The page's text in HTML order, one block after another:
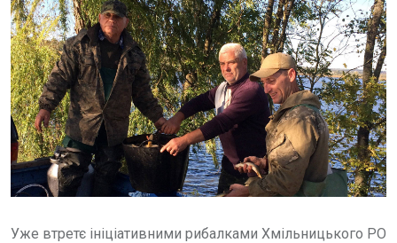
Уже втретє ініціативними рибалками Хмільницького РО